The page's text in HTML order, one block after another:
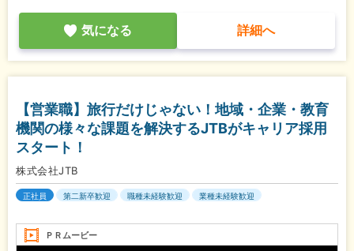
気になる 詳細へ
【営業職】旅行だけじゃない！地域・企業・教育
機関の様々な課題を解決するJTBがキャリア採用
スタート！
株式会社JTB
正社員 第二新卒歓迎 職種未経験歓迎 業種未経験歓迎
ＰＲムービー